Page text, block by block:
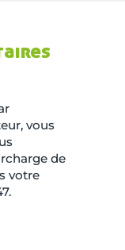
vous
de
votre